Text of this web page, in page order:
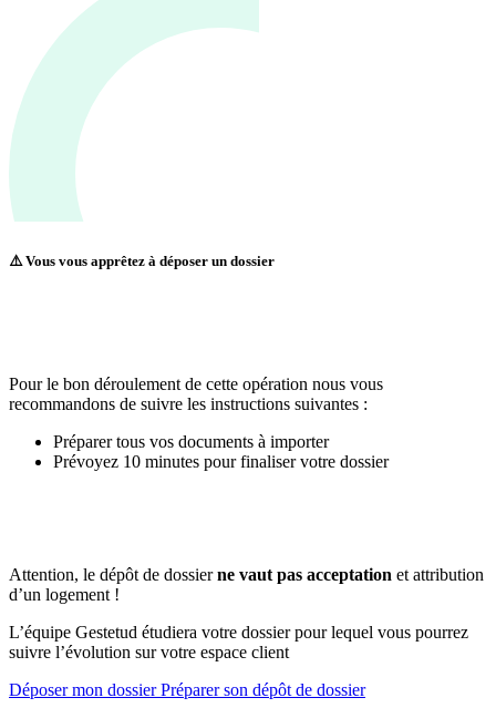
⚠️ Vous vous apprêtez à déposer un dossier
Pour le bon déroulement de cette opération nous vous
recommandons de suivre les instructions suivantes :
Préparer tous vos documents à importer
Prévoyez 10 minutes pour finaliser votre dossier
Attention, le dépôt de dossierne vaut pas acceptation et attribution
d’un logement !
L’équipe Gestetud étudiera votre dossier pour lequel vous pourrez
suivre l’évolution sur votre espace client
Déposer mon dossierPréparer son dépôt de dossier